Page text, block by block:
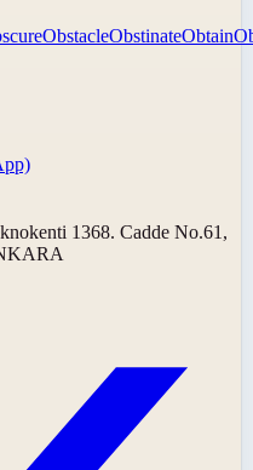
ObstacleObstinateObtain
1368. Cadde No.61,